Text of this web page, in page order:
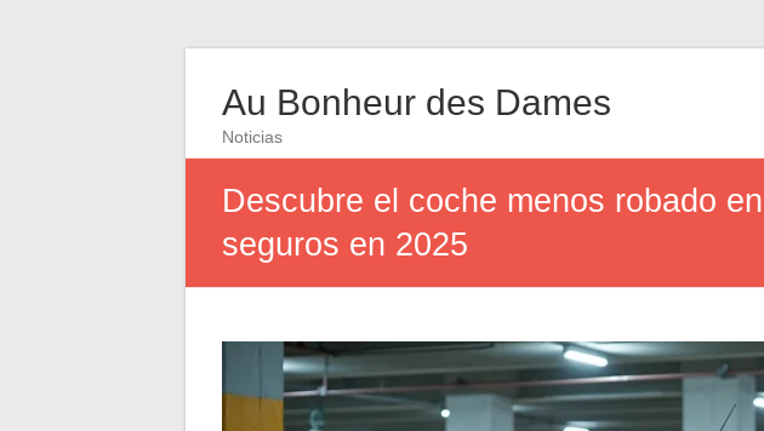
Au Bonheur des Dames
Noticias
Descubre el coche menos robado
seguros en 2025